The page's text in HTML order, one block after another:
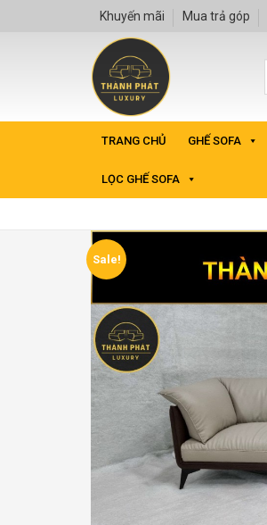
Khuyến mãi Mua trả góp
TRANG CHỦ GHẾ SOFA
LỌC GHẾ SOFA
Sale!